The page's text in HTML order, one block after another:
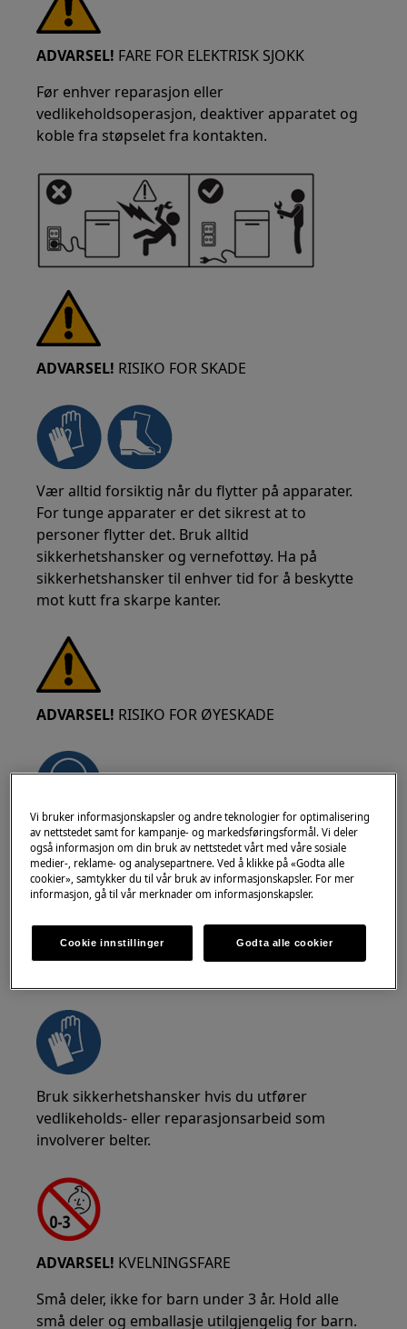
ADVARSEL! FARE FOR ELEKTRISK SJOKK
Før enhver reparasjon eller
vedlikeholdsoperasjon, deaktiver apparatet og
koble fra støpselet fra kontakten.
ADVARSEL! RISIKO FOR SKADE
Vær alltid forsiktig når du flytter på apparater.
For tunge apparater er det sikrest at to
personer flytter det. Bruk alltid
sikkerhetshansker og vernefottøy. Ha på
sikkerhetshansker til enhver tid for å beskytte
mot kutt fra skarpe kanter.
ADVARSEL! RISIKO FOR ØYESKADE
Bruk vernebriller hvis du utfører vedlikeholds-
eller reparasjonsarbeid som involverer fjærer.
Bruk sikkerhetshansker hvis du utfører
vedlikeholds- eller reparasjonsarbeid som
involverer belter.
ADVARSEL! KVELNINGSFARE
Små deler, ikke for barn under 3 år. Hold alle
små deler og emballasje utilgjengelig for barn.
Vi bruker informasjonskapsler og andre teknologier for optimalisering
av nettstedet samt for kampanje- og markedsføringsformål. Vi deler
også informasjon om din bruk av nettstedet vårt med våre sosiale
medier-, reklame- og analysepartnere. Ved å klikke på «Godta alle
cookier», samtykker du til vår bruk av informasjonskapsler. For mer
informasjon, gå til vår merknader om informasjonskapsler.
Cookie innstillinger Godta alle cookier